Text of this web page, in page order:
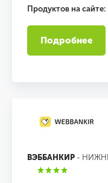
Продуктов на сайте:
Подробнее
ВЭББАНКИР -